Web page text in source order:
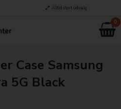
Altid stort udvalg
0
Case Samsung
5G Black